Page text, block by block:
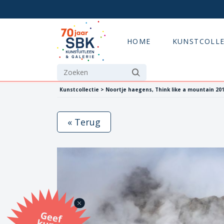
HOME
Kunstcollectie > Noortje haegens, Think like a mountain
G
eef
u
n
st
a
d
o
m
et
e SB
K
u
n
stb
o
n
« Terug